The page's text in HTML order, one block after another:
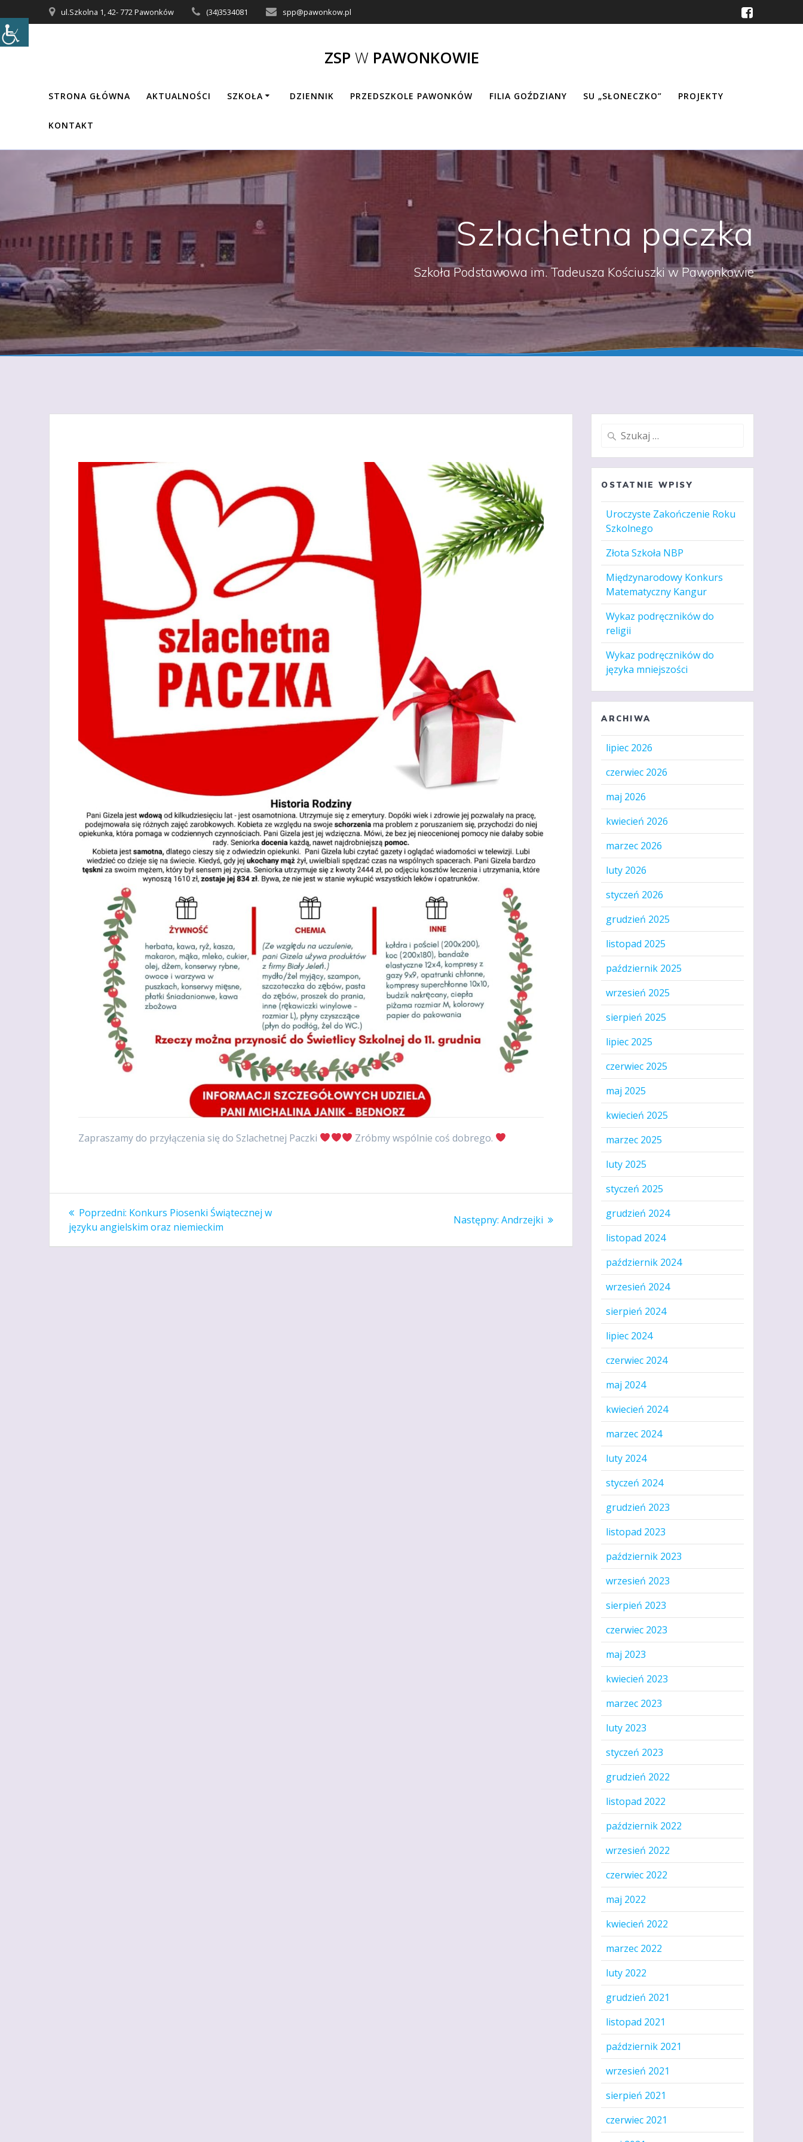
do
treści
ul.Szkolna 1, 42- 772 Pawonków (34)3534081 spp@pawonkow.pl
ZSP W PAWONKOWIE
STRONA GŁÓWNA AKTUALNOŚCI SZKOŁA DZIENNIK PRZEDSZKOLE PAWONKÓW FILIA GOŹDZIANY SU „SŁONECZKO” PROJEKTY
KONTAKT
Szlachetna paczka
Szkoła Podstawowa im. Tadeusza Kościuszki w Pawonkowie
Zapraszamy do przyłączenia się do Szlachetnej Paczki Zróbmy wspólnie coś dobrego.
Nawigacja
wpisu
Poprzedni: Poprzedni
wpis:
Konkurs Piosenki Świątecznej w
języku angielskim oraz niemieckim
Następny: Następny
Andrzejki
Szukaj:
OSTATNIE WPISY
Uroczyste Zakończenie Roku
Szkolnego
Złota Szkoła NBP
Międzynarodowy Konkurs
Matematyczny Kangur
Wykaz podręczników do
religii
Wykaz podręczników do
języka mniejszości
ARCHIWA
lipiec 2026
czerwiec 2026
maj 2026
kwiecień 2026
marzec 2026
luty 2026
styczeń 2026
grudzień 2025
listopad 2025
październik 2025
wrzesień 2025
sierpień 2025
lipiec 2025
czerwiec 2025
maj 2025
kwiecień 2025
marzec 2025
luty 2025
styczeń 2025
grudzień 2024
listopad 2024
październik 2024
wrzesień 2024
sierpień 2024
lipiec 2024
czerwiec 2024
maj 2024
kwiecień 2024
marzec 2024
luty 2024
styczeń 2024
grudzień 2023
listopad 2023
październik 2023
wrzesień 2023
sierpień 2023
czerwiec 2023
maj 2023
kwiecień 2023
marzec 2023
luty 2023
styczeń 2023
grudzień 2022
listopad 2022
październik 2022
wrzesień 2022
czerwiec 2022
maj 2022
kwiecień 2022
marzec 2022
luty 2022
grudzień 2021
listopad 2021
październik 2021
wrzesień 2021
sierpień 2021
czerwiec 2021